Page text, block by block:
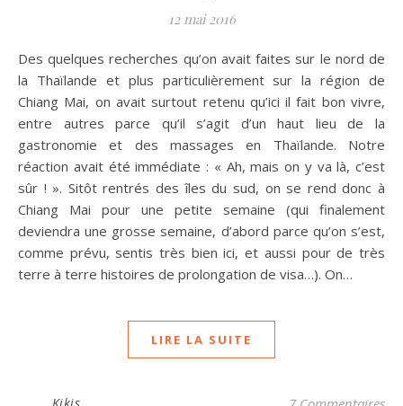
12 mai 2016
Des quelques recherches qu’on avait faites sur le nord de
la Thaïlande et plus particulièrement sur la région de
Chiang Mai, on avait surtout retenu qu’ici il fait bon vivre,
entre autres parce qu’il s’agit d’un haut lieu de la
gastronomie et des massages en Thaïlande. Notre
réaction avait été immédiate : « Ah, mais on y va là, c’est
sûr ! ». Sitôt rentrés des îles du sud, on se rend donc à
Chiang Mai pour une petite semaine (qui finalement
deviendra une grosse semaine, d’abord parce qu’on s’est,
comme prévu, sentis très bien ici, et aussi pour de très
terre à terre histoires de prolongation de visa…). On…
LIRE LA SUITE